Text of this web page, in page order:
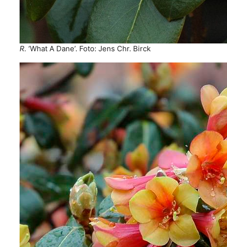
R. ‘What A Dane’. Foto: Jens Chr. Birck